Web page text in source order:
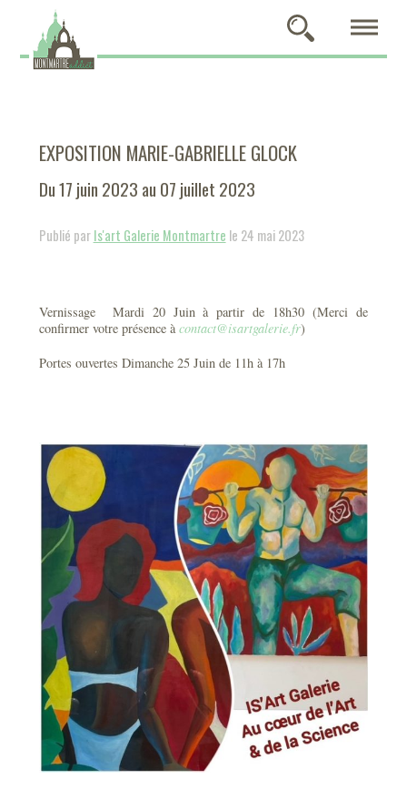
EXPOSITION MARIE-GABRIELLE GLOCK
Du 17 juin 2023 au 07 juillet 2023
Publié parIs'art Galerie Montmartre le 24 mai 2023
Vernissage Mardi 20 Juin à partir de 18h30 (Merci de
confirmer votre présence àcontact@isartgalerie.fr)
Portes ouvertes Dimanche 25 Juin de 11h à 17h